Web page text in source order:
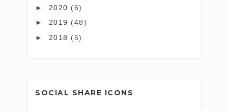
► 2020 (6)
► 2019 (48)
► 2018 (5)
SOCIAL SHARE ICONS